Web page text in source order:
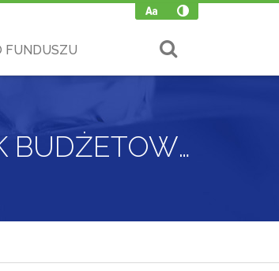
FUNDUSZU
NABÓR WNIOSKÓW PAŃSTWOWYCH JEDNOSTEK BUDŻETOWYCH NA ZADANIA DO REALIZACJI W 2020 ROKU